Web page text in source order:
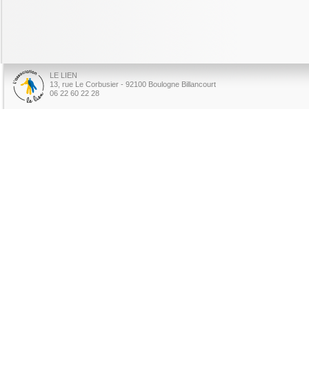
LE LIEN
13, rue Le Corbusier - 92100 Boulogne Billancourt
06 22 60 22 28